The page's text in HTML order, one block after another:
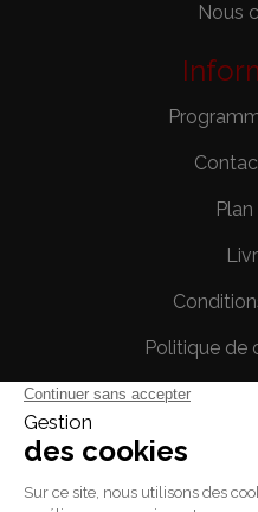
Nous
Politique de
Votre